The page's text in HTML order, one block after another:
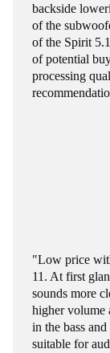
backside
of the
of the Spirit
of potential
processing
"Low price
11. At first
sounds more
higher volume
in the bass
suitable for